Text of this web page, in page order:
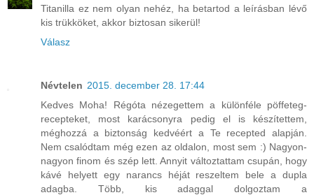
Titanilla ez nem olyan nehéz, ha betartod a leírásban lévő
kis trükköket, akkor biztosan sikerül!
Válasz
Névtelen 2015. december 28. 17:44
Kedves Moha! Régóta nézegettem a különféle pöffeteg-
recepteket, most karácsonyra pedig el is készítettem,
méghozzá a biztonság kedvéért a Te recepted alapján.
Nem csalódtam még ezen az oldalon, most sem :) Nagyon-
nagyon finom és szép lett. Annyit változtattam csupán, hogy
kávé helyett egy narancs héját reszeltem bele a dupla
adagba. Több, kis adaggal dolgoztam a